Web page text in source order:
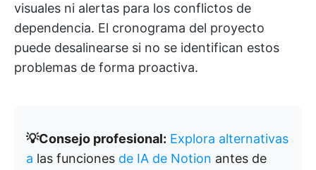
visuales ni alertas para los conflictos de
dependencia. El cronograma del proyecto
puede desalinearse si no se identifican estos
problemas de forma proactiva.
💡Consejo profesional: Explora alternativas
a las funciones de IA de Notion antes de